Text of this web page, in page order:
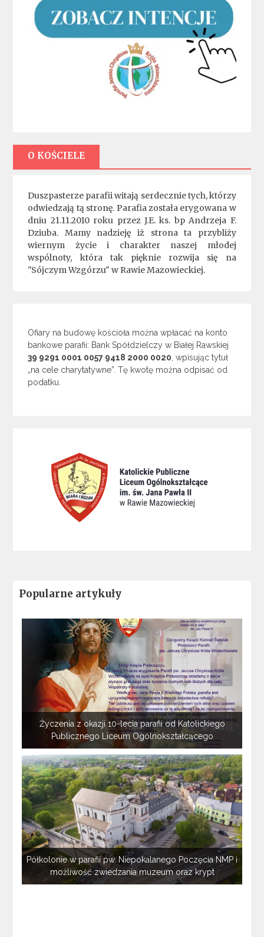
O KOŚCIELE
Duszpasterze parafii witają serdecznie tych, którzy
odwiedzają tą stronę. Parafia została erygowana w
dniu 21.11.2010 roku przez J.E. ks. bp Andrzeja F.
Dziuba. Mamy nadzieję iż strona ta przybliży
wiernym życie i charakter naszej młodej
wspólnoty, która tak pięknie rozwija się na
"Sójczym Wzgórzu" w Rawie Mazowieckiej.
Ofiary na budowę kościoła można wpłacać na konto
bankowe parafii: Bank Spółdzielczy w Białej Rawskiej
39 9291 0001 0057 9418 2000 0020 , wpisując tytuł
„na cele charytatywne”. Tę kwotę można odpisać od
podatku.
Popularne artykuły
Życzenia z okazji 10-lecia parafii od Katolickiego
Publicznego Liceum Ogólnokształcącego
Półkolonie w parafii pw. Niepokalanego Poczęcia NMP i
możliwość zwiedzania muzeum oraz krypt